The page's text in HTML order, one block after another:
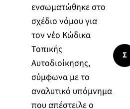
ενσωματώθηκε στο
σχέδιο νόμου για
τον νέο Κώδικα
Τοπικής
Αυτοδιοίκησης,
σύμφωνα με το
αναλυτικό υπόμνημα
που απέστειλε ο
Σ